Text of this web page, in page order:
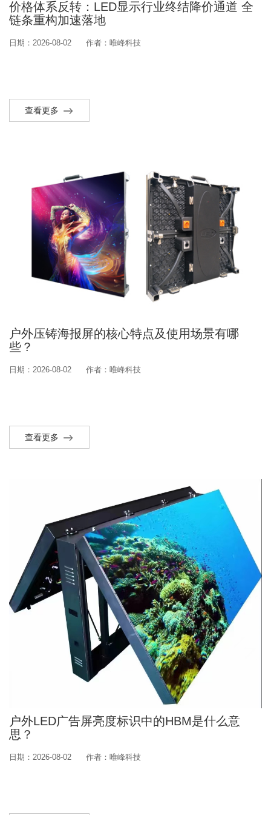
价格体系反转：LED显示行业终结降价通道 全
链条重构加速落地
日期：2026-08-02 作者：唯峰科技
查看更多
户外压铸海报屏的核心特点及使用场景有哪
些？
日期：2026-08-02 作者：唯峰科技
查看更多
户外LED广告屏亮度标识中的HBM是什么意
思？
日期：2026-08-02 作者：唯峰科技